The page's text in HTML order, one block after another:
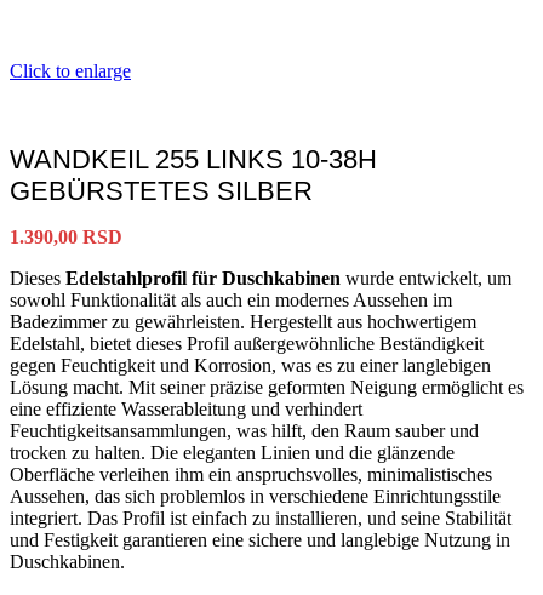
Click to enlarge
WANDKEIL 255 LINKS 10-38H
GEBÜRSTETES SILBER
1.390,00 RSD
Dieses Edelstahlprofil für Duschkabinen wurde entwickelt, um
sowohl Funktionalität als auch ein modernes Aussehen im
Badezimmer zu gewährleisten. Hergestellt aus hochwertigem
Edelstahl, bietet dieses Profil außergewöhnliche Beständigkeit
gegen Feuchtigkeit und Korrosion, was es zu einer langlebigen
Lösung macht. Mit seiner präzise geformten Neigung ermöglicht es
eine effiziente Wasserableitung und verhindert
Feuchtigkeitsansammlungen, was hilft, den Raum sauber und
trocken zu halten. Die eleganten Linien und die glänzende
Oberfläche verleihen ihm ein anspruchsvolles, minimalistisches
Aussehen, das sich problemlos in verschiedene Einrichtungsstile
integriert. Das Profil ist einfach zu installieren, und seine Stabilität
und Festigkeit garantieren eine sichere und langlebige Nutzung in
Duschkabinen.